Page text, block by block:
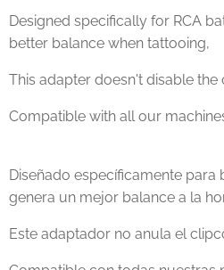
Designed specifically for RCA
better balance when tattooing,
This adapter doesn't disable the
Compatible with all our
Diseñado específicamente para
genera un mejor balance a la
Este adaptador no anula el